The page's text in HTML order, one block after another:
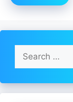
Search
for: